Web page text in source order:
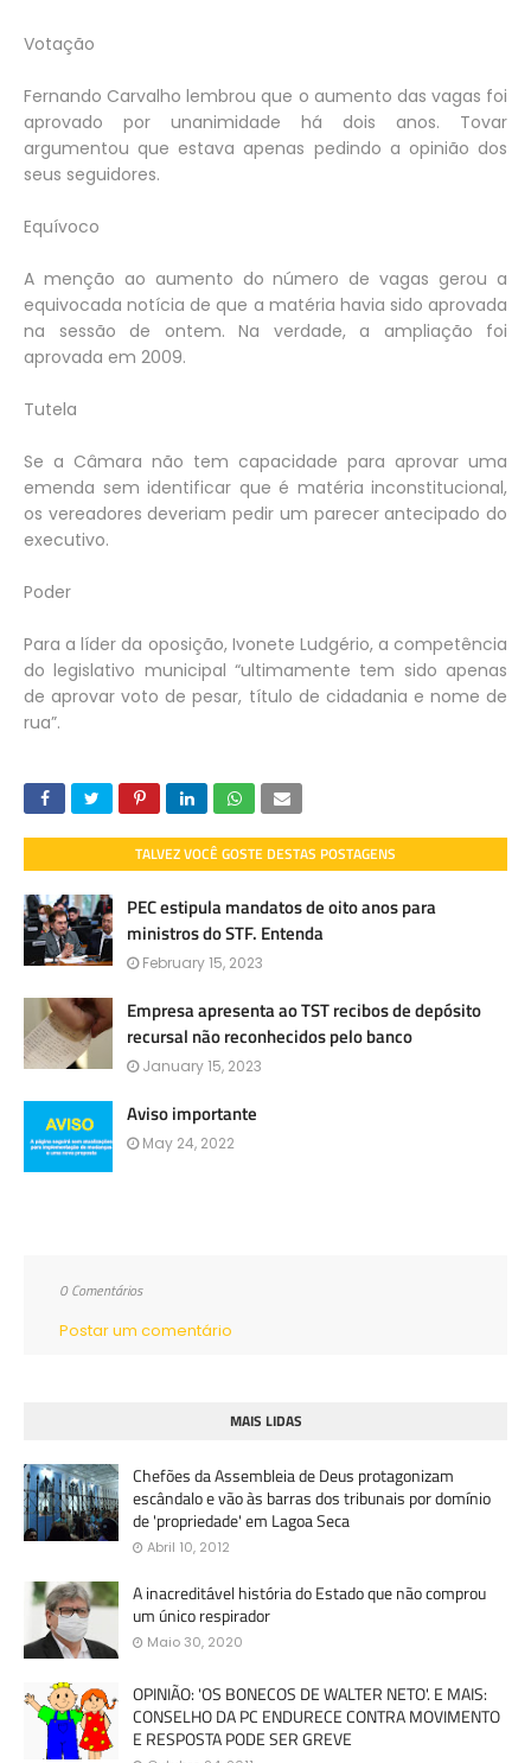
Votação
Fernando Carvalho lembrou que o aumento das vagas foi
aprovado por unanimidade há dois anos. Tovar
argumentou que estava apenas pedindo a opinião dos
seus seguidores.
Equívoco
A menção ao aumento do número de vagas gerou a
equivocada notícia de que a matéria havia sido aprovada
na sessão de ontem. Na verdade, a ampliação foi
aprovada em 2009.
Tutela
Se a Câmara não tem capacidade para aprovar uma
emenda sem identificar que é matéria inconstitucional,
os vereadores deveriam pedir um parecer antecipado do
executivo.
Poder
Para a líder da oposição, Ivonete Ludgério, a competência
do legislativo municipal “ultimamente tem sido apenas
de aprovar voto de pesar, título de cidadania e nome de
rua”.
TALVEZ VOCÊ GOSTE DESTAS POSTAGENS
PEC estipula mandatos de oito anos para
ministros do STF. Entenda
February 15, 2023
Empresa apresenta ao TST recibos de depósito
recursal não reconhecidos pelo banco
January 15, 2023
Aviso importante
May 24, 2022
0 Comentários
Postar um comentário
MAIS LIDAS
Chefões da Assembleia de Deus protagonizam
escândalo e vão às barras dos tribunais por domínio
de 'propriedade' em Lagoa Seca
Abril 10, 2012
A inacreditável história do Estado que não comprou
um único respirador
Maio 30, 2020
OPINIÃO: 'OS BONECOS DE WALTER NETO'. E MAIS:
CONSELHO DA PC ENDURECE CONTRA MOVIMENTO
E RESPOSTA PODE SER GREVE